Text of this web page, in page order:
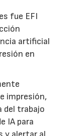
fue EFI
artificial
en
impresión,
del trabajo
IA para